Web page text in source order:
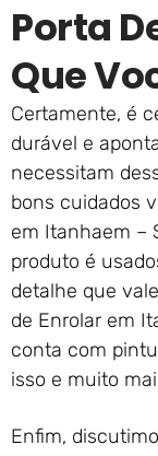
Porta
Que
Certamente, é
durável e
necessitam
bons cuidados
em Itanhaem –
produto é
detalhe que
de Enrolar em
conta com
isso e muito
Enfim,